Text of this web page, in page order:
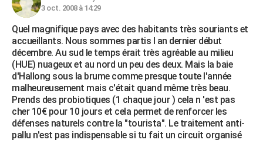
3 oct. 2008 à 14:29
Quel magnifique pays avec des habitants très souriants et
accueillants. Nous sommes partis l an dernier début
décembre. Au sud le temps érait très agréable au milieu
(HUE) nuageux et au nord un peu des deux. Mais la baie
d'Hallong sous la brume comme presque toute l'année
malheureusement mais c'était quand même très beau.
Prends des probiotiques (1 chaque jour ) cela n 'est pas
cher 10€ pour 10 jours et cela permet de renforcer les
défenses naturels contre la "tourista". Le traitement anti-
pallu n'est pas indispensable si tu fait un circuit organisé